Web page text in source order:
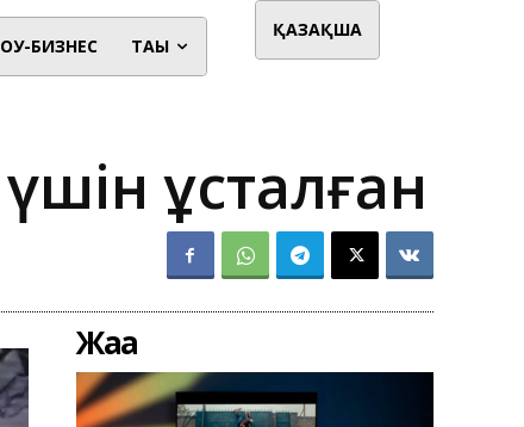
БИЗНЕС ТАҒЫ
ҚАЗАҚША
ұсталған
Жаңа